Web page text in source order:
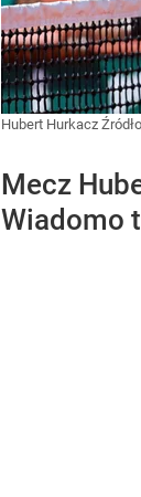
Hubert Hurkacz
Mecz
Wiadomo